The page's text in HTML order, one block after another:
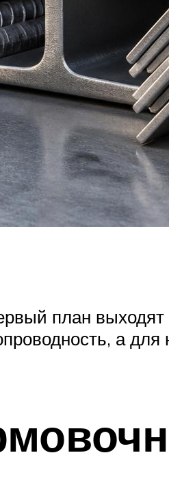
план
а